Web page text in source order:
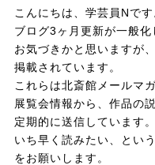
こんにちは、学芸員Nです
ブログ3ヶ月更新が一般化
お気づきかと思いますが
掲載されています。
これらは北斎館メールマ
展覧会情報から、作品の
定期的に送信しています。
いち早く読みたい、とい
をお願いします。